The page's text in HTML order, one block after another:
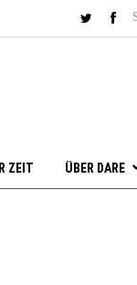
ZEIT ÜBER DARE